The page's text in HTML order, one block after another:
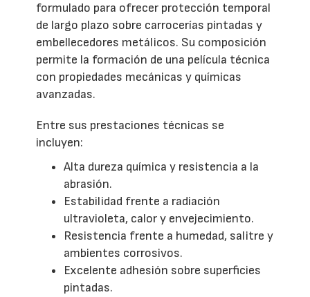
formulado para ofrecer protección temporal
de largo plazo sobre carrocerías pintadas y
embellecedores metálicos. Su composición
permite la formación de una película técnica
con propiedades mecánicas y químicas
avanzadas.
Entre sus prestaciones técnicas se
incluyen:
Alta dureza química y resistencia a la
abrasión.
Estabilidad frente a radiación
ultravioleta, calor y envejecimiento.
Resistencia frente a humedad, salitre y
ambientes corrosivos.
Excelente adhesión sobre superficies
pintadas.